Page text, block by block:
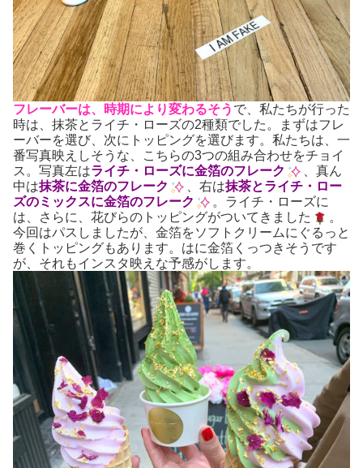
フレーバーは、時期により変わるそう で、私たちが行った
時は、抹茶とライチ・ローズの2種類でした。まずはフレ
ーバーを選び、次にトッピングを選びます。私たちは、一
番写真映えしそうな、こちらの3つの組み合わせをチョイ
ス。写真左はライチ・ローズに金箔のフレーク
、真ん
中は抹茶に金箔のフレーク 、右は抹茶とライチ・ロー
ズのミックスに金箔のフレーク
。ライチ・ローズに
は、さらに、花びらのトッピングがついてきました
。
今回はパスしましたが、金箔をソフトクリームにぐるっと
巻くトッピングもあります。はに金箔くっつきそうです
が、それもインスタ映えな予感がします。